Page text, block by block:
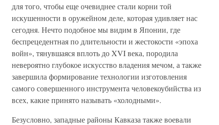
для того, чтобы еще очевиднее стали корни той
искушенности в оружейном деле, которая удивляет нас
сегодня. Нечто подобное мы видим в Японии, где
беспрецедентная по длительности и жестокости «эпоха
войн», тянувшаяся вплоть до XVI века, породила
невероятно глубокое искусство владения мечом, а также
завершила формирование технологии изготовления
самого совершенного инструмента человекоубийства из
всех, какие принято называть «холодными».
Безусловно, западные районы Кавказа также воевали